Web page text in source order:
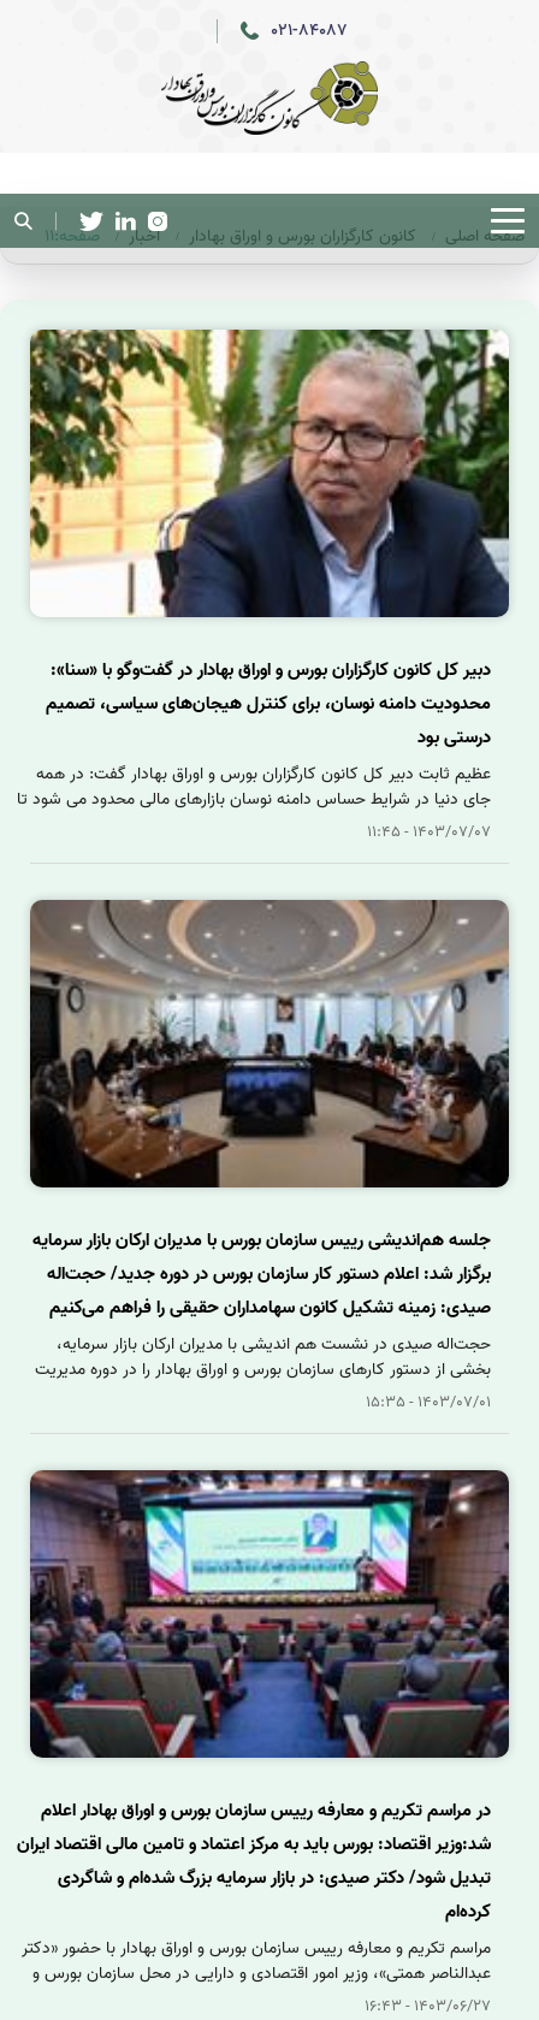
021-84087
صفحه اصلی کانون کارگزاران بورس و اوراق بهادار اخبار صفحه:11
دبیر کل کانون کارگزاران بورس و اوراق بهادار در گفت‌وگو با «سنا»:
محدودیت دامنه نوسان، برای کنترل هیجان‌های سیاسی، تصمیم
درستی بود
1403/07/07 - 11:45
عظیم ثابت دبیر کل کانون کارگزاران بورس و اوراق بهادار گفت: در همه
جای دنیا در شرایط حساس دامنه نوسان بازارهای مالی محدود می شود تا
بتوان هیجانات ناشی اتفاقات غیرمترقبه نظیر تنش های سیاسی را کنترل
جلسه هم‌اندیشی رییس سازمان بورس با مدیران ارکان بازار سرمایه
برگزار شد: اعلام دستور کار سازمان بورس در دوره جدید/ حجت‌اله
صیدی: زمینه تشکیل کانون سهامداران حقیقی را فراهم می‌کنیم
1403/07/01 - 15:35
حجت‌اله صیدی در نشست هم اندیشی با مدیران ارکان بازار سرمایه،
بخشی از دستور کارهای سازمان بورس و اوراق بهادار را در دوره مدیریت
جدید تشریح کرد و گفت: ضمن پرهیز از اتخاذ تصمیم‌های خلق‌الساعه
در مراسم تکریم و معارفه رییس سازمان بورس و اوراق بهادار اعلام
شد:وزیر اقتصاد: بورس باید به مرکز اعتماد و تامین مالی اقتصاد ایران
تبدیل شود/ دکتر صیدی: در بازار سرمایه بزرگ شده‌ام و شاگردی
کرده‌ام
1403/06/27 - 16:43
مراسم تکریم و معارفه رییس سازمان بورس و اوراق بهادار با حضور «دکتر
عبدالناصر همتی»، وزیر امور اقتصادی و دارایی در محل سازمان بورس و
اوراق بهادار برگزار شد.